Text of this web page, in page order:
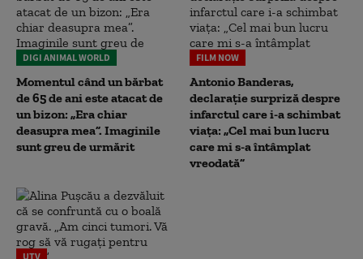
DIGI ANIMAL WORLD
Momentul când un bărbat
de 65 de ani este atacat de
un bizon: „Era chiar
deasupra mea”. Imaginile
sunt greu de urmărit
FILM NOW
Antonio Banderas,
declarație surpriză despre
infarctul care i-a schimbat
viața: „Cel mai bun lucru
care mi s-a întâmplat
vreodată”
UTV